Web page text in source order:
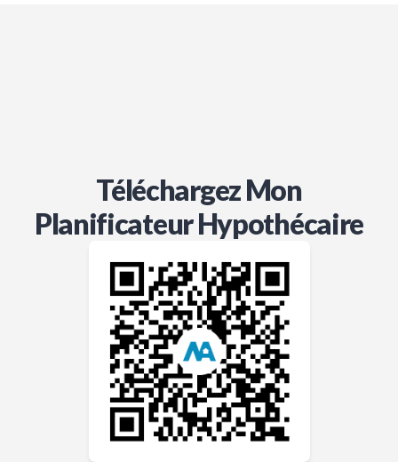
Téléchargez Mon
Planificateur Hypothécaire